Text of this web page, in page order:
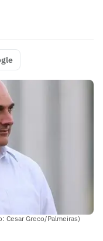
Cesar Greco/Palmeiras)